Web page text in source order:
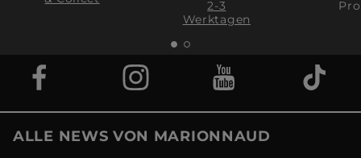
2-3
Werktagen
ALLE NEWS VON MARIONNAUD